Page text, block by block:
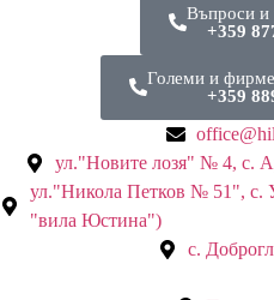
Въпроси и
+359
Големи и
+359
ул."Новите лозя" № 4, с.
ул."Никола Петков № 51", с.
"вила Юстина")
с.